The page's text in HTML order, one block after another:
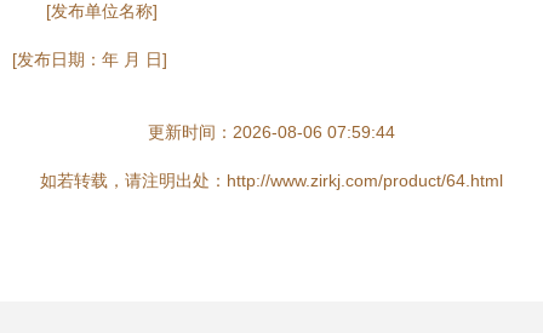
[发布单位名称]
[发布日期：年 月 日]
更新时间：2026-08-06 07:59:44
如若转载，请注明出处：http://www.zirkj.com/product/64.html